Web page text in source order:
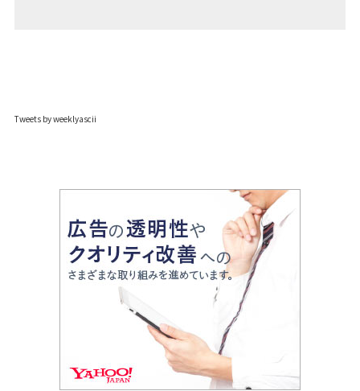
Tweets by weeklyascii